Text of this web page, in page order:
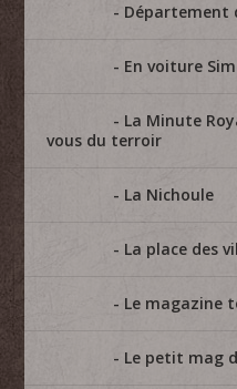
Département
En voiture
La Minute
vous du terroir
La Nichoule
La place des
Le magazine
Le petit mag